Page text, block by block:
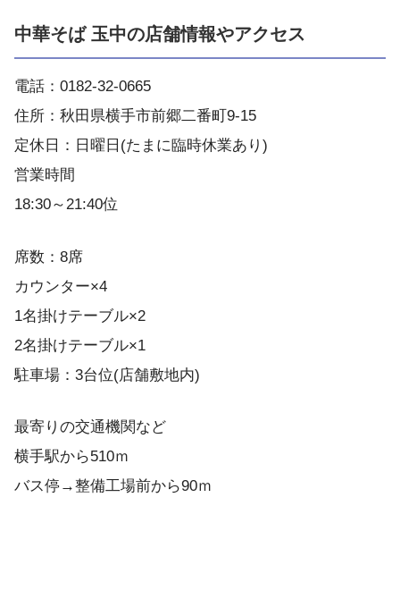
中華そば 玉中の店舗情報やアクセス
電話：0182-32-0665
住所：秋田県横手市前郷二番町9-15
定休日：日曜日(たまに臨時休業あり)
営業時間
18:30～21:40位
席数：8席
カウンター×4
1名掛けテーブル×2
2名掛けテーブル×1
駐車場：3台位(店舗敷地内)
最寄りの交通機関など
横手駅から510ｍ
バス停→整備工場前から90ｍ